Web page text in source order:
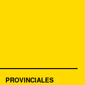
PROVINCIALES